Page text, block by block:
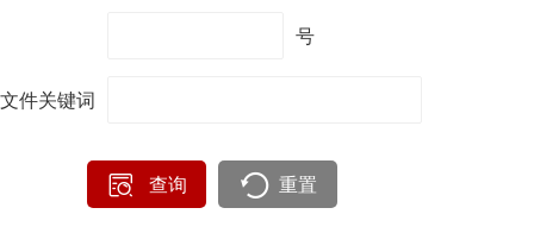
号
文件关键词
查询 重置